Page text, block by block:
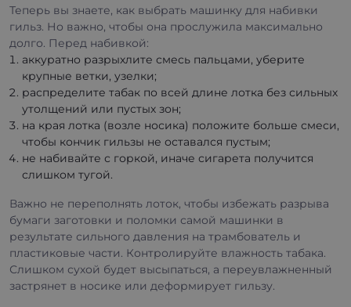
Теперь вы знаете, как выбрать машинку для набивки
гильз. Но важно, чтобы она прослужила максимально
долго. Перед набивкой:
аккуратно разрыхлите смесь пальцами, уберите
крупные ветки, узелки;
распределите табак по всей длине лотка без сильных
утолщений или пустых зон;
на края лотка (возле носика) положите больше смеси,
чтобы кончик гильзы не оставался пустым;
не набивайте с горкой, иначе сигарета получится
слишком тугой.
Важно не переполнять лоток, чтобы избежать разрыва
бумаги заготовки и поломки самой машинки в
результате сильного давления на трамбователь и
пластиковые части. Контролируйте влажность табака.
Слишком сухой будет высыпаться, а переувлажненный
застрянет в носике или деформирует гильзу.